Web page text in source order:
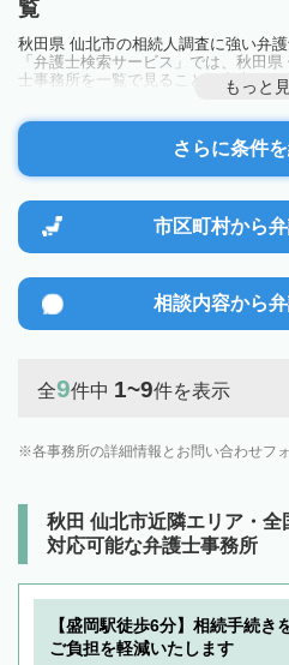
覧
秋田県 仙北市の相続人調査に強い弁
「弁護士検索サービス」では、秋田
士事務所を一覧で見ることが出来ます
ている方は一度近隣の弁護士に相談し
もっと
さらに条件
市区町村から
相談内容から
全9件中 1~9件を表示
各事務所の詳細情報とお問い合わせフ
秋田 仙北市近隣エリア・
対応可能な弁護士事務所
【盛岡駅徒歩6分】相続手続き
ご負担を軽減いたします